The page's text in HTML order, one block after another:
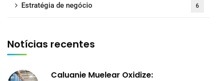
Estratégia de negócio 6
Notícias recentes
Caluanie Muelear Oxidize: